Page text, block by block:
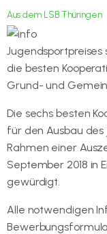
Aus dem LSB Thüringen
die besten
Grund- und
Die sechs besten
für den Ausbau
Rahmen einer
September 2018 in
gewürdigt.
Alle notwendigen